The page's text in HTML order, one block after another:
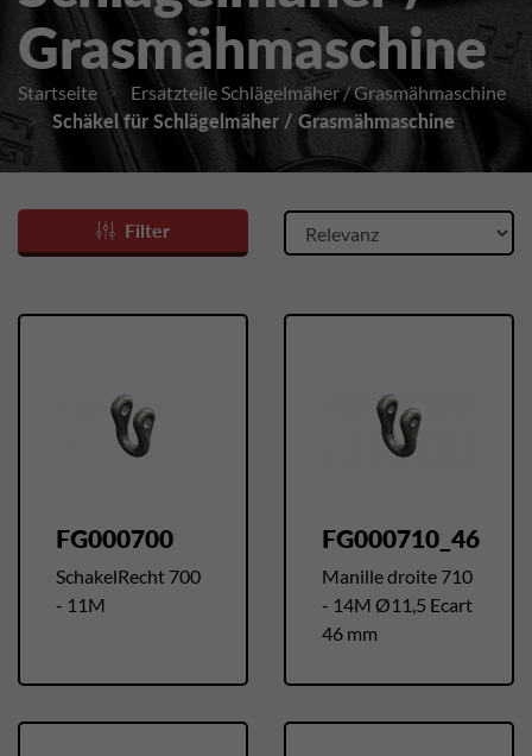
Grasmähmaschine
Startseite
Ersatzteile Schlägelmäher / Grasmähmaschine
Schäkel für Schlägelmäher / Grasmähmaschine
Filter
FG000700
SchakelRecht 700
- 11M
FG000710_46
Manille droite 710
- 14M Ø11,5 Ecart
46 mm